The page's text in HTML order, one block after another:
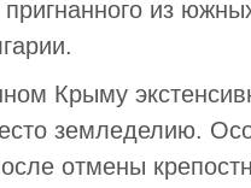
из
Крыму
земледелию.
отмены